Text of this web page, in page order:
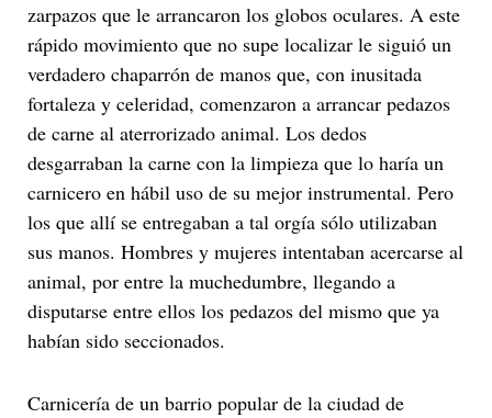
zarpazos que le arrancaron los globos oculares. A este
rápido movimiento que no supe localizar le siguió un
verdadero chaparrón de manos que, con inusitada
fortaleza y celeridad, comenzaron a arrancar pedazos
de carne al aterrorizado animal. Los dedos
desgarraban la carne con la limpieza que lo haría un
carnicero en hábil uso de su mejor instrumental. Pero
los que allí se entregaban a tal orgía sólo utilizaban
sus manos. Hombres y mujeres intentaban acercarse al
animal, por entre la muchedumbre, llegando a
disputarse entre ellos los pedazos del mismo que ya
habían sido seccionados.
Carnicería de un barrio popular de la ciudad de